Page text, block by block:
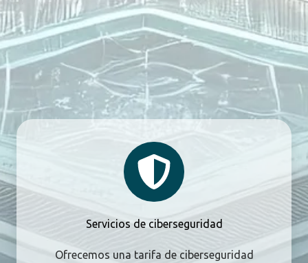
Servicios de ciberseguridad
Ofrecemos una tarifa de ciberseguridad
de
ciberseguridad